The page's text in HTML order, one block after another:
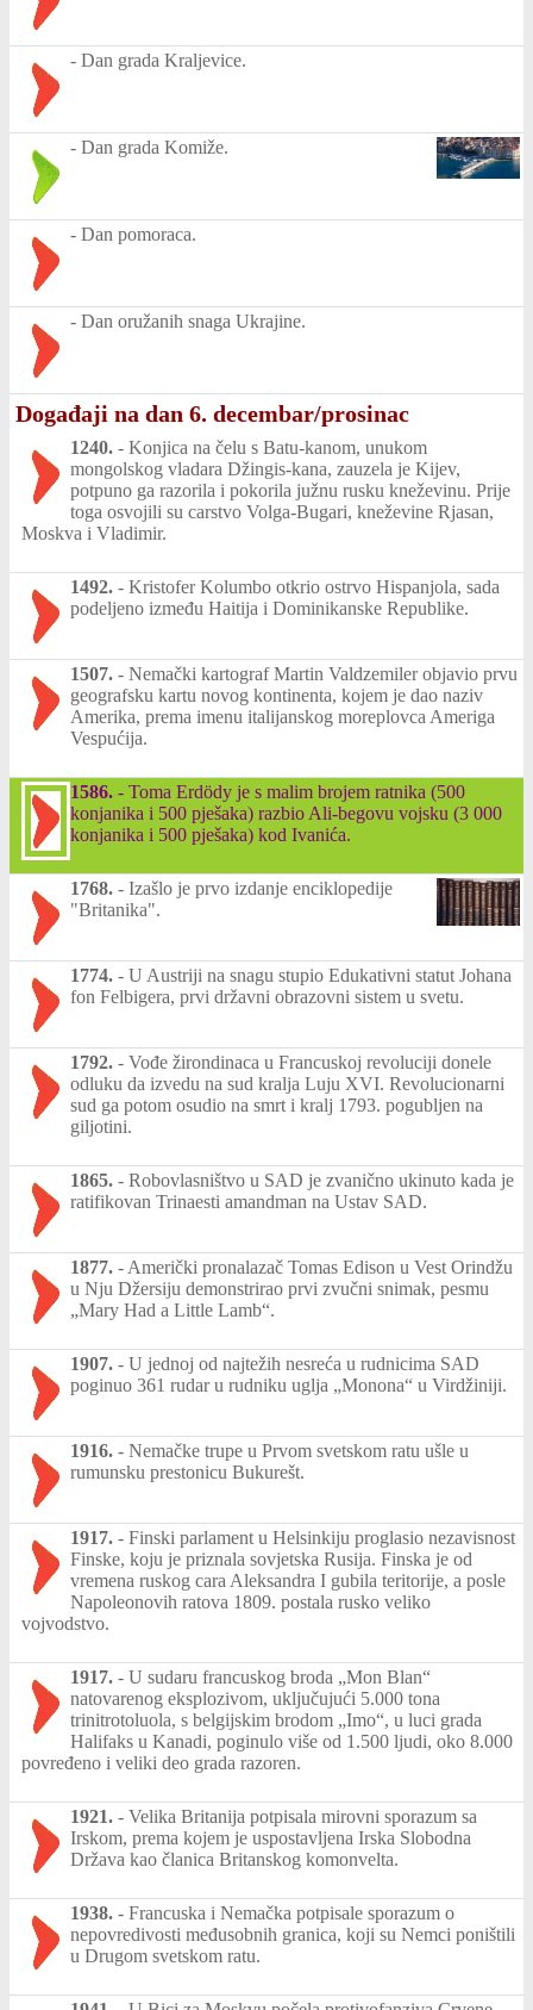
- Dan grada Kraljevice.
- Dan grada Komiže.
- Dan pomoraca.
- Dan oružanih snaga Ukrajine.
Događaji na dan 6. decembar/prosinac
1240. - Konjica na čelu s Batu-kanom, unukom
mongolskog vladara Džingis-kana, zauzela je Kijev,
potpuno ga razorila i pokorila južnu rusku kneževinu. Prije
toga osvojili su carstvo Volga-Bugari, kneževine Rjasan,
Moskva i Vladimir.
1492. - Kristofer Kolumbo otkrio ostrvo Hispanjola, sada
podeljeno između Haitija i Dominikanske Republike.
1507. - Nemački kartograf Martin Valdzemiler objavio prvu
geografsku kartu novog kontinenta, kojem je dao naziv
Amerika, prema imenu italijanskog moreplovca Ameriga
Vespućija.
1586. - Toma Erdödy je s malim brojem ratnika (500
konjanika i 500 pješaka) razbio Ali-begovu vojsku (3 000
konjanika i 500 pješaka) kod Ivanića.
1768. - Izašlo je prvo izdanje enciklopedije
"Britanika".
1774. - U Austriji na snagu stupio Edukativni statut Johana
fon Felbigera, prvi državni obrazovni sistem u svetu.
1792. - Vođe žirondinaca u Francuskoj revoluciji donele
odluku da izvedu na sud kralja Luju XVI. Revolucionarni
sud ga potom osudio na smrt i kralj 1793. pogubljen na
giljotini.
1865. - Robovlasništvo u SAD je zvanično ukinuto kada je
ratifikovan Trinaesti amandman na Ustav SAD.
1877. - Američki pronalazač Tomas Edison u Vest Orindžu
u Nju Džersiju demonstrirao prvi zvučni snimak, pesmu
„Mary Had a Little Lamb“.
1907. - U jednoj od najtežih nesreća u rudnicima SAD
poginuo 361 rudar u rudniku uglja „Monona“ u Virdžiniji.
1916. - Nemačke trupe u Prvom svetskom ratu ušle u
rumunsku prestonicu Bukurešt.
1917. - Finski parlament u Helsinkiju proglasio nezavisnost
Finske, koju je priznala sovjetska Rusija. Finska je od
vremena ruskog cara Aleksandra I gubila teritorije, a posle
Napoleonovih ratova 1809. postala rusko veliko
vojvodstvo.
1917. - U sudaru francuskog broda „Mon Blan“
natovarenog eksplozivom, uključujući 5.000 tona
trinitrotoluola, s belgijskim brodom „Imo“, u luci grada
Halifaks u Kanadi, poginulo više od 1.500 ljudi, oko 8.000
povređeno i veliki deo grada razoren.
1921. - Velika Britanija potpisala mirovni sporazum sa
Irskom, prema kojem je uspostavljena Irska Slobodna
Država kao članica Britanskog komonvelta.
1938. - Francuska i Nemačka potpisale sporazum o
nepovredivosti međusobnih granica, koji su Nemci poništili
u Drugom svetskom ratu.